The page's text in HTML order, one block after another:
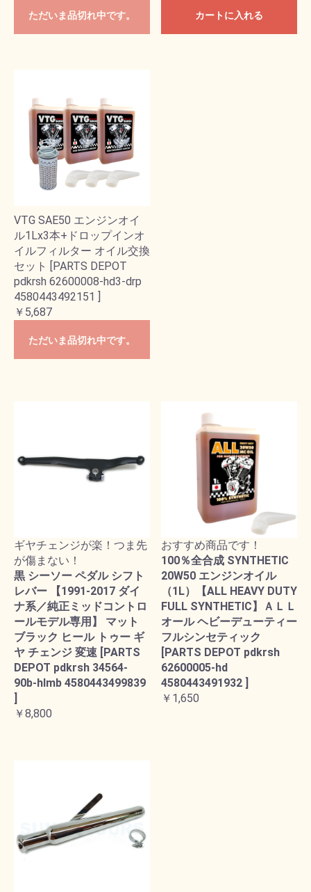
ただいま品切れ中です。 カートに入れる
VTG SAE50 エンジンオイ
ル1Lx3本+ドロップインオ
イルフィルター オイル交換
セット [PARTS DEPOT
pdkrsh 62600008-hd3-drp
4580443492151 ]
￥5,687
ただいま品切れ中です。
ギヤチェンジが楽！つま先
が傷まない！
黒 シーソー ペダル シフト
レバー 【1991-2017 ダイ
ナ系／純正ミッドコントロ
ールモデル専用】 マット
ブラック ヒール トゥー ギ
ヤ チェンジ 変速 [PARTS
DEPOT pdkrsh 34564-
90b-hlmb 4580443499839
]
￥8,800
おすすめ商品です！
100％全合成 SYNTHETIC
20W50 エンジンオイル
（1L）【ALL HEAVY DUTY
FULL SYNTHETIC】ＡＬＬ
オール ヘビーデューティー
フルシンセティック
[PARTS DEPOT pdkrsh
62600005-hd
4580443491932 ]
￥1,650